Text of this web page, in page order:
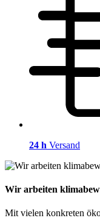
24 h Versand
Wir arbeiten
Mit vielen konkreten